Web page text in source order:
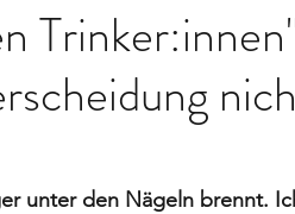
unter den Nägeln brennt.